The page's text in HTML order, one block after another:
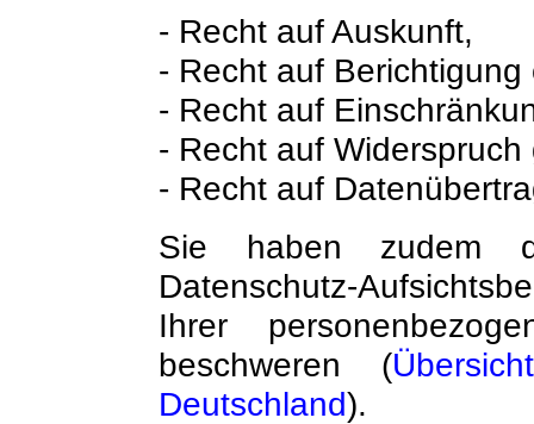
- Recht auf Auskunft,
- Recht auf
- Recht auf
- Recht auf
- Recht auf
Sie haben zudem
Datenschutz-
Ihrer
beschweren (
Deutschland).